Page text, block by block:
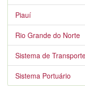
Piauí
Rio Grande do Norte
Sistema de
Sistema Portuário